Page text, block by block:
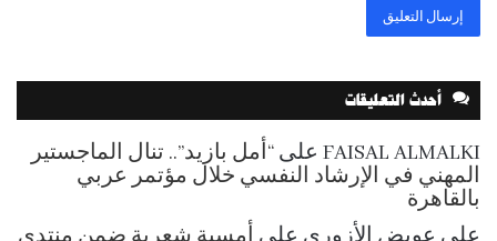
أحدث التعليقات
FAISAL ALMALKI على “أمل بازيد”.. تنال الماجستير
المهني في الإرشاد النفسي خلال مؤتمر عربي
بالقاهرة